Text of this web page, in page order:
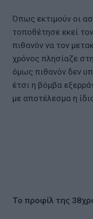
Όπως εκτιμούν οι
τοποθέτησε εκεί
πιθανόν να τον
χρόνος πλησίαζε
όμως πιθανόν δεν
έτσι η βόμβα
με αποτέλεσμα η
Το προφίλ της